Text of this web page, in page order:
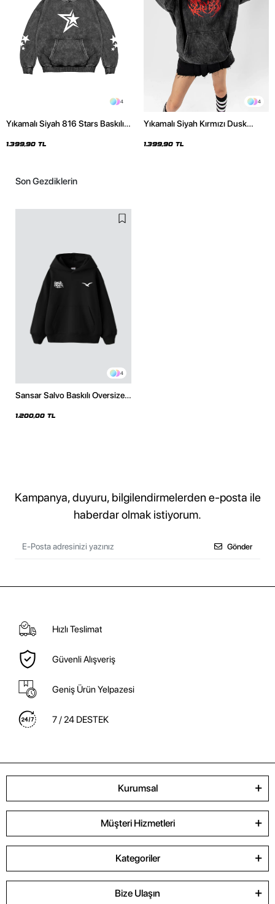
4
Yıkamalı Siyah 816 Stars Baskılı
1.399,90 TL
4
Yıkamalı Siyah Kırmızı Dusk
1.399,90 TL
Son Gezdiklerin
4
Sansar Salvo Baskılı Oversize
1.200,00 TL
Kampanya, duyuru, bilgilendirmelerden e-posta ile
haberdar olmak istiyorum.
Gönder
Hızlı Teslimat
Güvenli Alışveriş
Geniş Ürün Yelpazesi
7 / 24 DESTEK
Kurumsal
Müşteri Hizmetleri
Kategoriler
Bize Ulaşın